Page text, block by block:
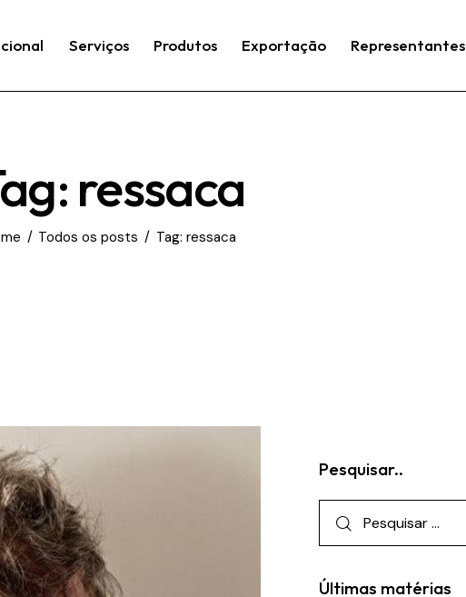
Serviços Produtos Exportação Representantes
ressaca
Todos os posts Tag: ressaca
Pesquisar..
Pesquisar
Últimas matérias